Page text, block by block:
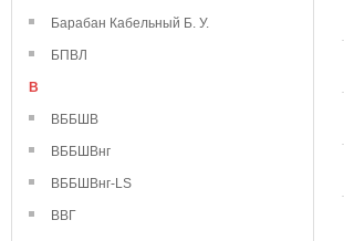
Барабан Кабельный Б. У.
БПВЛ
В
ВББШВ
ВББШВнг
ВББШВнг-LS
ВВГ